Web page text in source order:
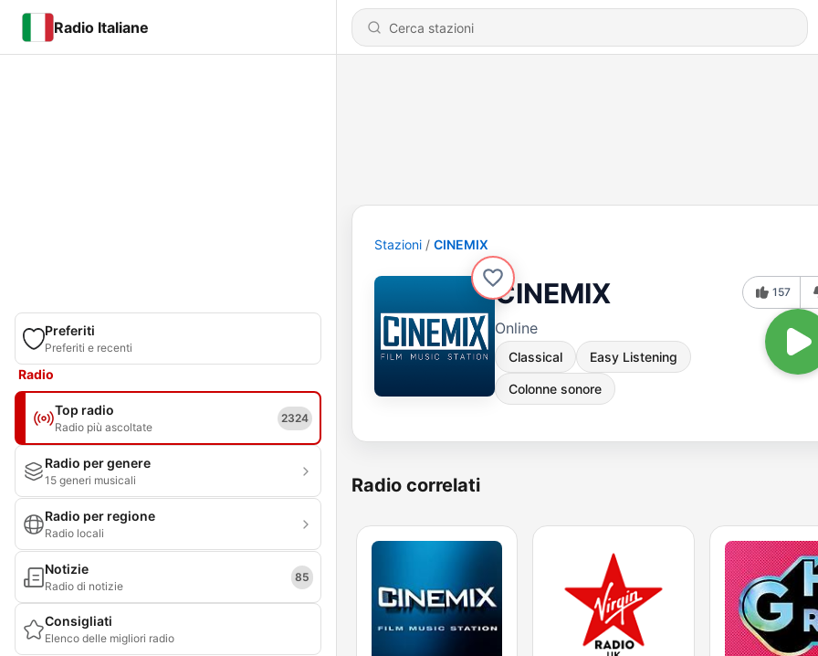
Radio Italiane
Preferiti
Preferiti e recenti
Radio
Top radio
Radio più ascoltate
2324
Radio per genere
15 generi musicali
Radio per regione
Radio locali
Notizie
Radio di notizie
85
Consigliati
Elenco delle migliori radio
Stazioni CINEMIX
CINEMIX
Online
Classical Easy Listening
Colonne sonore
157
Radio correlati